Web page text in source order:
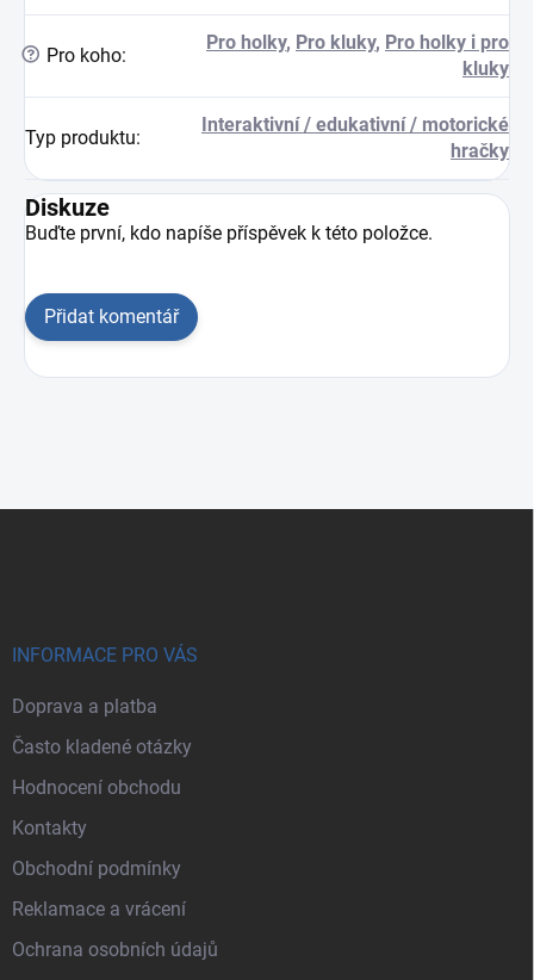
? Pro koho:
Pro holky, Pro kluky, Pro holky i pro
kluky
Typ produktu:
Interaktivní / edukativní / motorické
hračky
Diskuze
Buďte první, kdo napíše příspěvek k této položce.
Přidat komentář
INFORMACE PRO VÁS
Doprava a platba
Často kladené otázky
Hodnocení obchodu
Kontakty
Obchodní podmínky
Reklamace a vrácení
Ochrana osobních údajů